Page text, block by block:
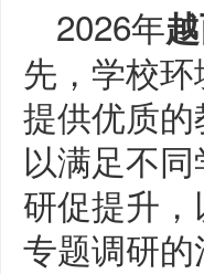
2026年
先，学校
提供优质
以满足不
研促提升
专题调研